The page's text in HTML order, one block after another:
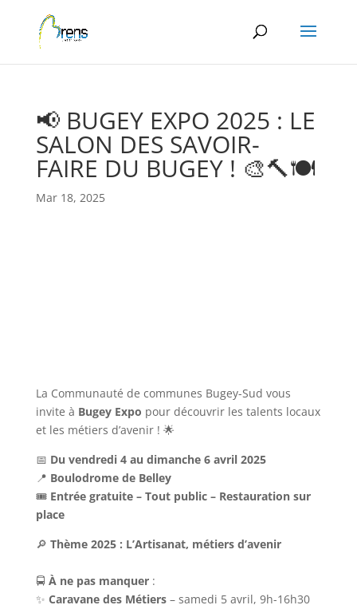
📢 BUGEY EXPO 2025 : LE
SALON DES SAVOIR-
FAIRE DU BUGEY ! 🎨🔨🍽
Mar 18, 2025
La Communauté de communes Bugey-Sud vous
invite à Bugey Expo pour découvrir les talents locaux
et les métiers d’avenir ! 🌟
📅 Du vendredi 4 au dimanche 6 avril 2025
📍 Boulodrome de Belley
🎟 Entrée gratuite – Tout public – Restauration sur
place
🔎 Thème 2025 : L’Artisanat, métiers d’avenir
🚍 À ne pas manquer:
✨ Caravane des Métiers– samedi 5 avril, 9h-16h30